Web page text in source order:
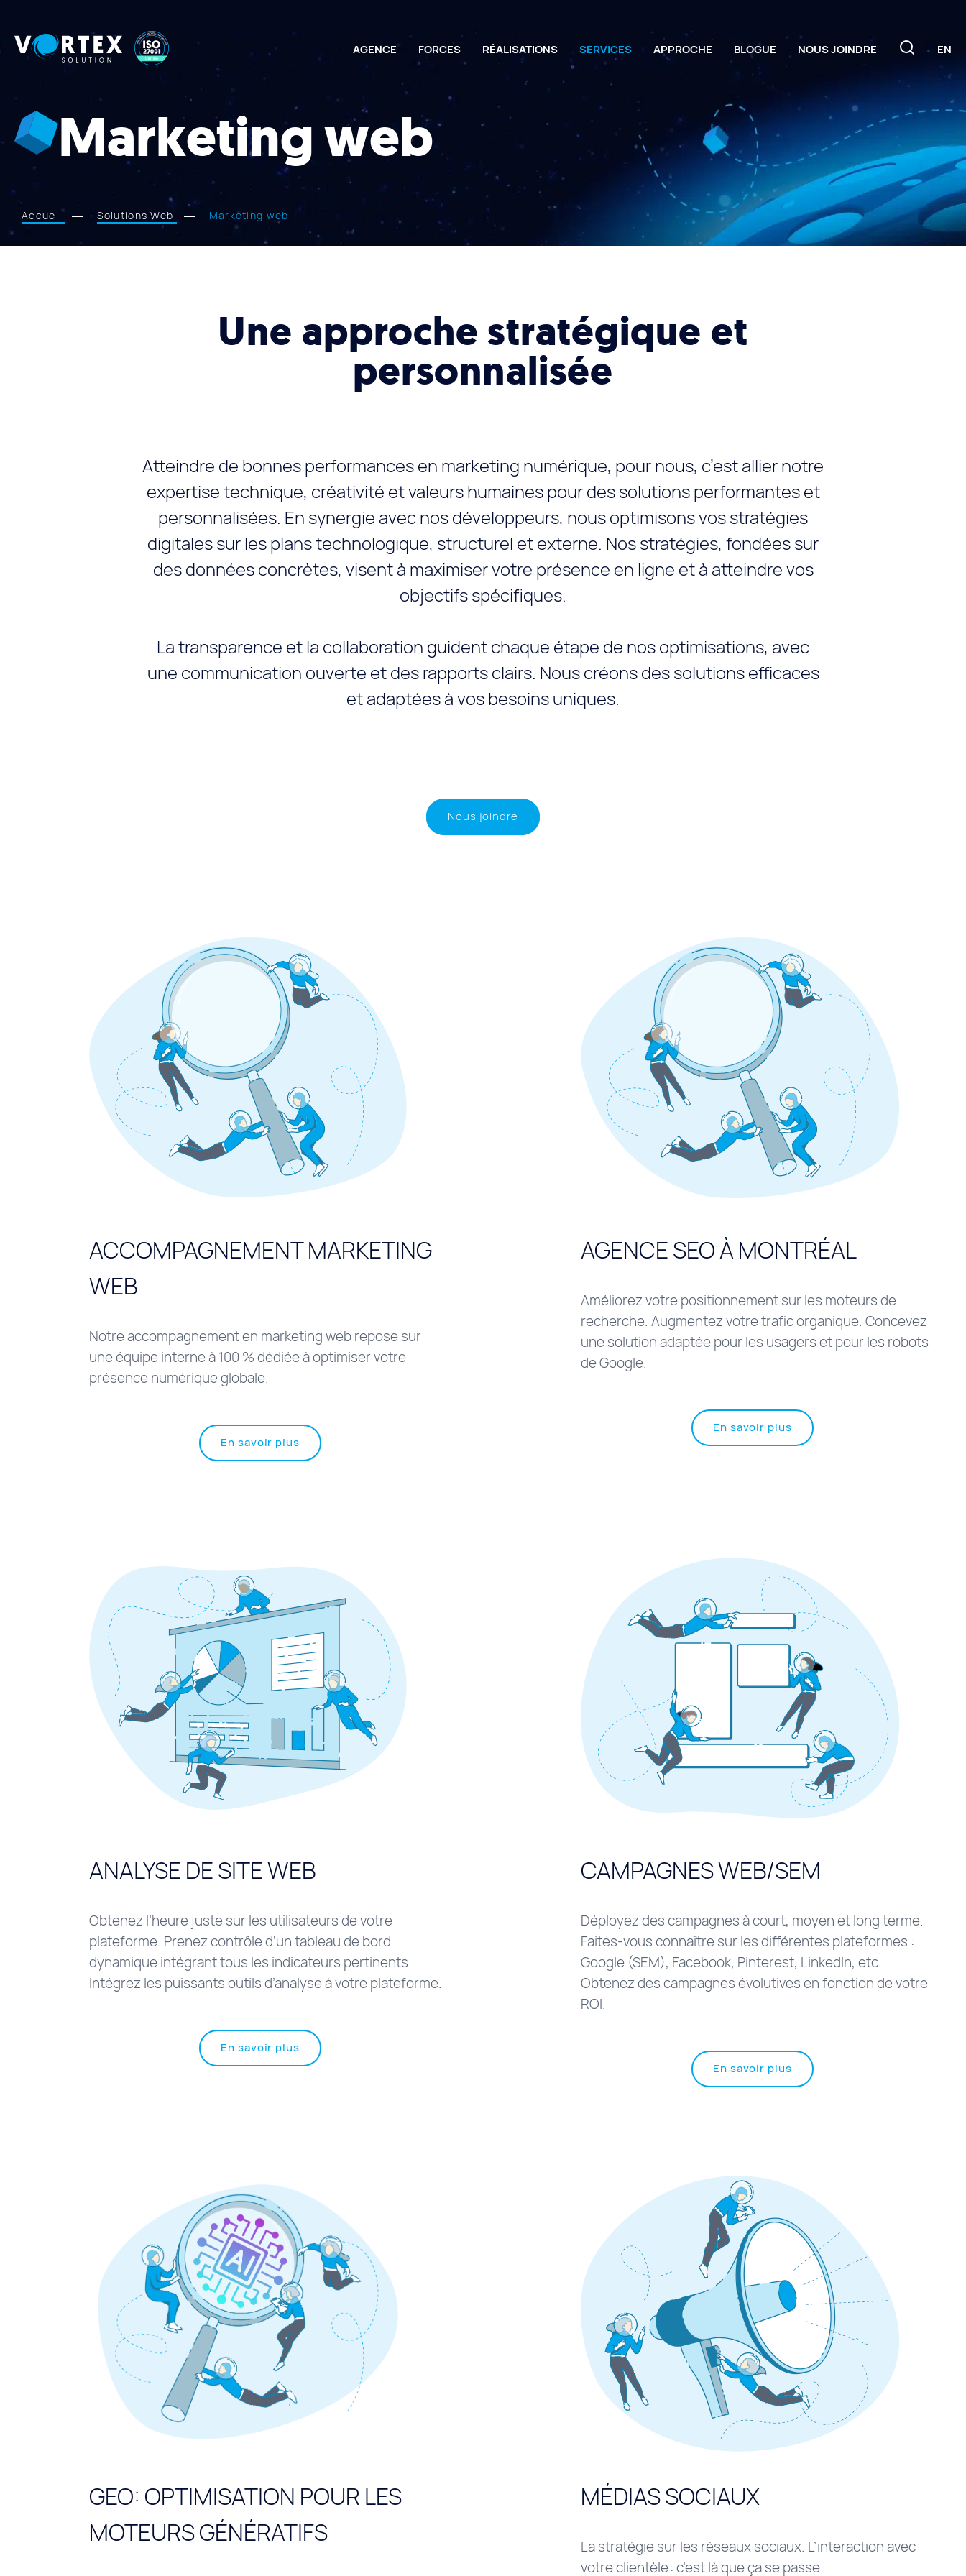
Vortex
Solution AGENCE FORCES RÉALISATIONS SERVICES APPROCHE BLOGUE NOUS JOINDRE EN
Marketing web
Accueil Solutions Web Marketing web
Une approche stratégique et
personnalisée
Atteindre de bonnes performances en marketing numérique, pour nous, c’est allier notre
expertise technique, créativité et valeurs humaines pour des solutions performantes et
personnalisées. En synergie avec nos développeurs, nous optimisons vos stratégies
digitales sur les plans technologique, structurel et externe. Nos stratégies, fondées sur
des données concrètes, visent à maximiser votre présence en ligne et à atteindre vos
objectifs spécifiques.
La transparence et la collaboration guident chaque étape de nos optimisations, avec
une communication ouverte et des rapports clairs. Nous créons des solutions efficaces
et adaptées à vos besoins uniques.
Nous joindre
ACCOMPAGNEMENT MARKETING
WEB
Notre accompagnement en marketing web repose sur
une équipe interne à 100 % dédiée à optimiser votre
présence numérique globale.
En savoir plusà
propos
de
AGENCE SEO À MONTRÉAL
Améliorez votre positionnement sur les moteurs de
recherche. Augmentez votre trafic organique. Concevez
une solution adaptée pour les usagers et pour les robots
de Google.
En savoir plusà
propos
de
ANALYSE DE SITE WEB
Obtenez l’heure juste sur les utilisateurs de votre
plateforme. Prenez contrôle d’un tableau de bord
dynamique intégrant tous les indicateurs pertinents.
Intégrez les puissants outils d’analyse à votre plateforme.
En savoir plusà
propos
de
CAMPAGNES WEB/SEM
Déployez des campagnes à court, moyen et long terme.
Faites-vous connaître sur les différentes plateformes :
Google (SEM), Facebook, Pinterest, LinkedIn, etc.
Obtenez des campagnes évolutives en fonction de votre
ROI.
En savoir plusà
propos
de
GEO: OPTIMISATION POUR LES
MOTEURS GÉNÉRATIFS
MÉDIAS SOCIAUX
La stratégie sur les réseaux sociaux. L’interaction avec
votre clientèle : c’est là que ça se passe.